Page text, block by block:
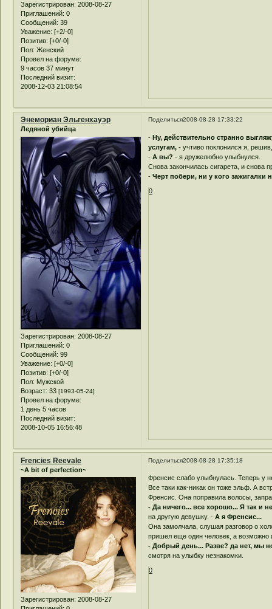
Зарегистрирован: 2008-08-27
Приглашений: 0
Сообщений: 39
Уважение: [+2/-0]
Позитив: [+0/-0]
Пол: Женский
Провел на форуме:
9 часов 37 минут
Последний визит:
2008-12-03 21:08:54
Поделиться2008-08-28 17:33:22
Энемориан Эльгенхауэр
Ледяной убийца
Зарегистрирован: 2008-08-27
Приглашений: 0
Сообщений: 99
Уважение: [+0/-0]
Позитив: [+0/-0]
Пол: Мужской
Возраст: 33 [1993-05-24]
Провел на форуме:
1 день 5 часов
Последний визит:
2008-10-05 16:56:48
- Ну, действительно странно
услугам, - учтиво поклонился я,
-А вы? - я дружелюбно улыбнулся.
Снова закончилась сигарета, и снова
-Черт побери, ни у кого зажигалки
0
Поделиться2008-08-28 17:35:18
Frencies Reevale
~A bit of perfection~
Зарегистрирован: 2008-08-27
Френсис слабо улыбнулась. Теперь у
Все таки как-никак он тоже эльф. А
Френсис. Она поправила волосы,
- Да ничего... все хорошо... Я так и
на другую девушку. -А я Френсис...
Она замолчала, слушая разговор о
пришел еще один человек, а возможно
- Добрый день... Разве? да нет, мы
смотря на улыбку незнакомки.
0